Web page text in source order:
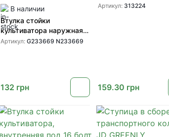
В наличии
Втулка стойки
культиватора наружная
(G233669 N233669) для
Артикул:G233669 N233669
132 грн
80х80. Италия
Артикул: 313224
159.30 грн